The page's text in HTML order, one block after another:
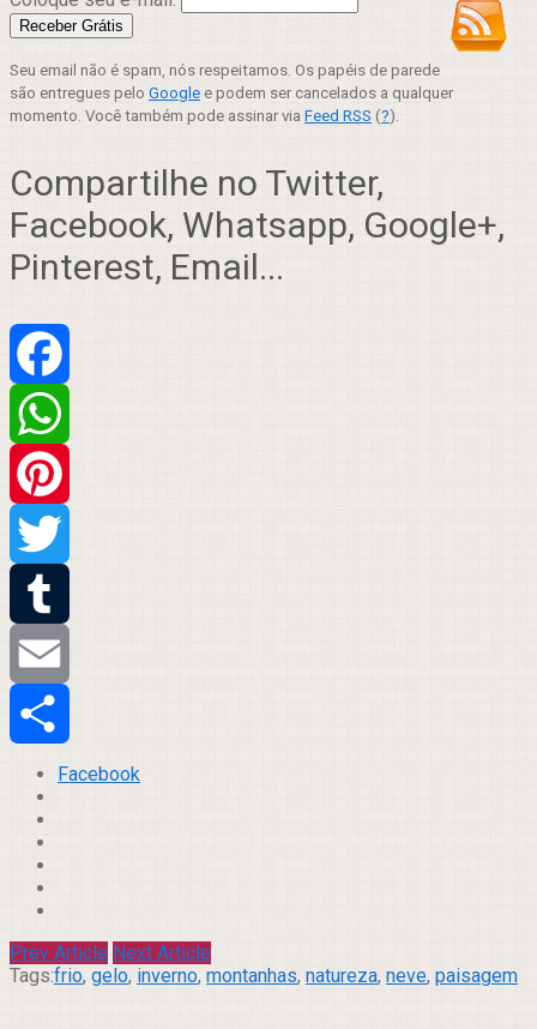
Seu email não é spam, nós respeitamos. Os papéis de parede
são entregues pelo Google e podem ser cancelados a qualquer
momento. Você também pode assinar via Feed RSS (?).
Compartilhe no Twitter,
Facebook, Whatsapp, Google+,
Pinterest, Email...
Facebook
WhatsApp
Pinterest
Twitter
Tumblr
Email
Compartilhar
Facebook
Prev Article Next Article
Tags:frio, gelo, inverno, montanhas, natureza, neve, paisagem